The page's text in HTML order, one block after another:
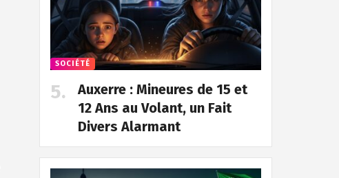
SOCIÉTÉ
Auxerre : Mineures de 15 et
12 Ans au Volant, un Fait
Divers Alarmant